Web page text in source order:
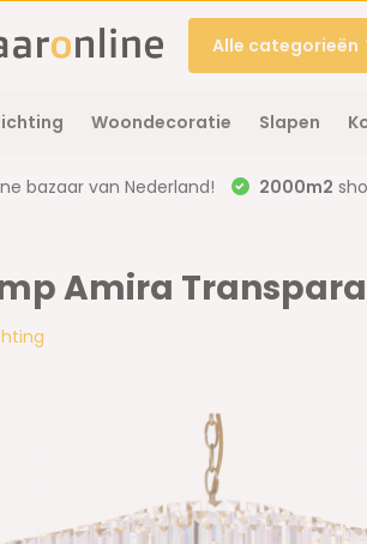
Alle categorieën
Woondecoratie Slapen
bazaar van Nederland! 2000m2
Amira